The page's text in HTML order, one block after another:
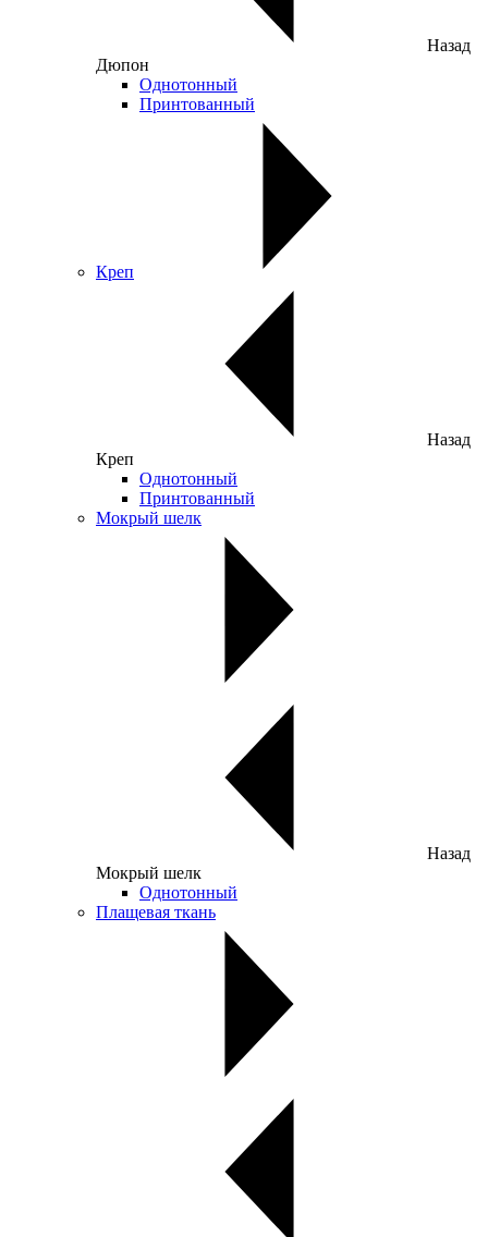
Назад
Дюпон
Однотонный
Принтованный
Креп
Назад
Креп
Однотонный
Принтованный
Мокрый шелк
Назад
Мокрый шелк
Однотонный
Плащевая ткань